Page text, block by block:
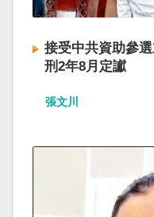
接受中共資助參
刑2年8月定讞
張文川